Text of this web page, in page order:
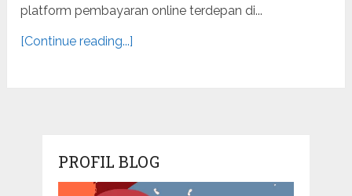
platform pembayaran online terdepan di...
[Continue reading...]
PROFIL BLOG